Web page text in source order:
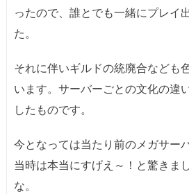
ったので、誰とでも一緒にプレイ
た。
それに伴いギルドの統廃合なども
います。サーバーごとの文化の違
したものです。
今となっては当たり前のメガサー
当時は本当にすげえ～！と驚きまし
な。